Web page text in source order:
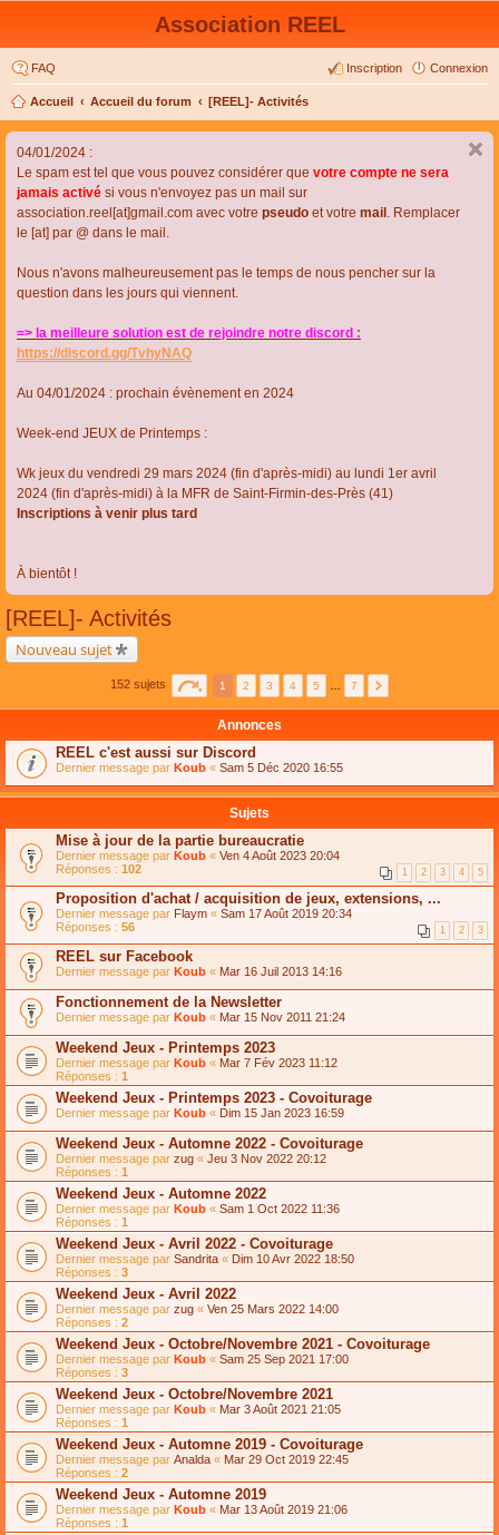
Association REEL
FAQ Connexion
Inscription
Accueil Accueil du forum [REEL]- Activités
04/01/2024 :
Le spam est tel que vous pouvez considérer que votre compte ne sera
jamais activé si vous n'envoyez pas un mail sur
association.reel[at]gmail.com avec votre pseudo et votre mail . Remplacer
le [at] par @ dans le mail.
Nous n'avons malheureusement pas le temps de nous pencher sur la
question dans les jours qui viennent.
=> la meilleure solution est de rejoindre notre discord :
https://discord.gg/TvhyNAQ
Au 04/01/2024 : prochain évènement en 2024
Week-end JEUX de Printemps :
Wk jeux du vendredi 29 mars 2024 (fin d'après-midi) au lundi 1er avril
2024 (fin d'après-midi) à la MFR de Saint-Firmin-des-Près (41)
Inscriptions à venir plus tard
À bientôt !
[REEL]- Activités
Nouveau sujet
152 sujets 1 2 3 4 5 7
Annonces
REEL c'est aussi sur Discord
Dernier message par Koub « Sam 5 Déc 2020 16:55
Sujets
Mise à jour de la partie bureaucratie
Dernier message par Koub « Ven 4 Août 2023 20:04
Réponses : 102 1 2 3 4 5
Proposition d'achat / acquisition de jeux, extensions, ...
Dernier message par Flaym « Sam 17 Août 2019 20:34
Réponses : 56 1 2 3
REEL sur Facebook
Dernier message par Koub « Mar 16 Juil 2013 14:16
Fonctionnement de la Newsletter
Dernier message par Koub « Mar 15 Nov 2011 21:24
Weekend Jeux - Printemps 2023
Dernier message par Koub « Mar 7 Fév 2023 11:12
Réponses : 1
Weekend Jeux - Printemps 2023 - Covoiturage
Dernier message par Koub « Dim 15 Jan 2023 16:59
Weekend Jeux - Automne 2022 - Covoiturage
Dernier message par zug « Jeu 3 Nov 2022 20:12
Réponses : 1
Weekend Jeux - Automne 2022
Dernier message par Koub « Sam 1 Oct 2022 11:36
Réponses : 1
Weekend Jeux - Avril 2022 - Covoiturage
Dernier message par Sandrita « Dim 10 Avr 2022 18:50
Réponses : 3
Weekend Jeux - Avril 2022
Dernier message par zug « Ven 25 Mars 2022 14:00
Réponses : 2
Weekend Jeux - Octobre/Novembre 2021 - Covoiturage
Dernier message par Koub « Sam 25 Sep 2021 17:00
Réponses : 3
Weekend Jeux - Octobre/Novembre 2021
Dernier message par Koub « Mar 3 Août 2021 21:05
Réponses : 1
Weekend Jeux - Automne 2019 - Covoiturage
Dernier message par Analda « Mar 29 Oct 2019 22:45
Réponses : 2
Weekend Jeux - Automne 2019
Dernier message par Koub « Mar 13 Août 2019 21:06
Réponses : 1